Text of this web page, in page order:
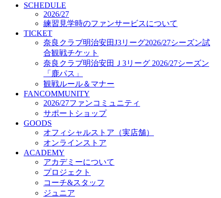
ACADEMY
アカデミーについて
プロジェクト
コーチ&スタッフ
ジュニア
ジュニアユース
ユース
練習拠点（ナラディーア）
SCHOOL
CLUB
2026/27 パートナー企業
パートナー募集
クラブ理念
クラブ情報
サステナビリティ
Web制作支援
応援プロジェクト
SCHEDULE
2026/27
練習見学時のファンサービスについて
TICKET
奈良クラブ明治安田J3リーグ2026/27シーズン試
合観戦チケット
奈良クラブ明治安田Ｊ3リーグ 2026/27シーズン
「鹿パス」
観戦ルール＆マナー
FANCOMMUNITY
2026/27ファンコミュニティ
サポートショップ
GOODS
オフィシャルストア（実店舗）
オンラインストア
ACADEMY
アカデミーについて
プロジェクト
コーチ&スタッフ
ジュニア